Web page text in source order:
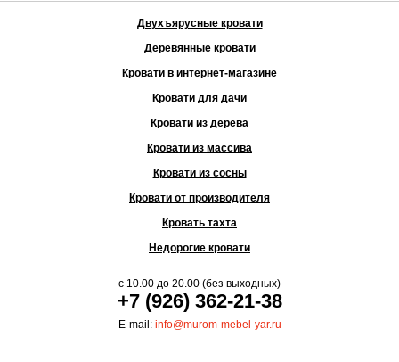
Двухъярусные кровати
Деревянные кровати
Кровати в интернет-магазине
Кровати для дачи
Кровати из дерева
Кровати из массива
Кровати из сосны
Кровати от производителя
Кровать тахта
Недорогие кровати
с 10.00 до 20.00 (без выходных)
+7 (926) 362-21-38
E-mail: info@murom-mebel-yar.ru